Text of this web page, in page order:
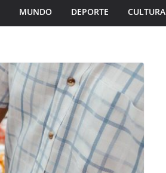
MUNDO DEPORTE CULTURA